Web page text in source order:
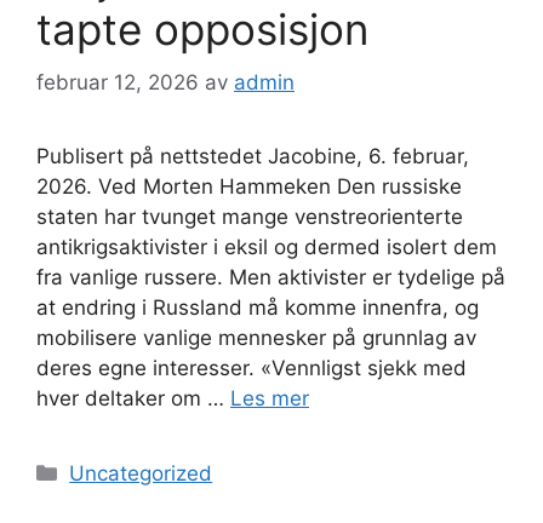
tapte opposisjon
februar 12, 2026 av admin
Publisert på nettstedet Jacobine, 6. februar,
2026. Ved Morten Hammeken Den russiske
staten har tvunget mange venstreorienterte
antikrigsaktivister i eksil og dermed isolert dem
fra vanlige russere. Men aktivister er tydelige på
at endring i Russland må komme innenfra, og
mobilisere vanlige mennesker på grunnlag av
deres egne interesser. «Vennligst sjekk med
hver deltaker om … Les mer
Kategorier
Uncategorized